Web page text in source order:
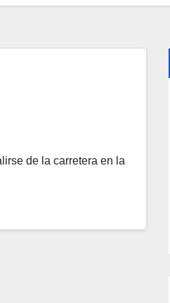
de la carretera en la